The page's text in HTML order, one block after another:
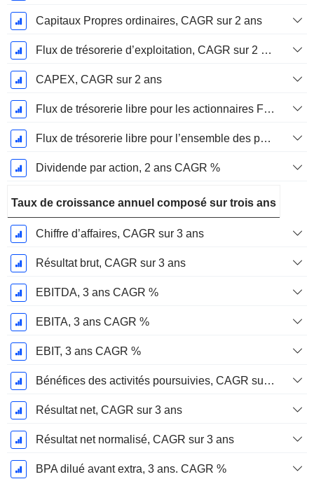
Capitaux Propres ordinaires, CAGR sur 2 ans
Flux de trésorerie d’exploitation, CAGR sur 2 ans
CAPEX, CAGR sur 2 ans
Flux de trésorerie libre pour les actionnaires FCFE, CAGR sur 2 ans
Flux de trésorerie libre pour l’ensemble des pourvoyeurs de fonds (créanciers et actionnaires) FCFF, CAGR sur 2 ans
Dividende par action, 2 ans CAGR %
Taux de croissance annuel composé sur trois ans
Chiffre d’affaires, CAGR sur 3 ans
Résultat brut, CAGR sur 3 ans
EBITDA, 3 ans CAGR %
EBITA, 3 ans CAGR %
EBIT, 3 ans CAGR %
Bénéfices des activités poursuivies, CAGR sur 3 ans
Résultat net, CAGR sur 3 ans
Résultat net normalisé, CAGR sur 3 ans
BPA dilué avant extra, 3 ans. CAGR %